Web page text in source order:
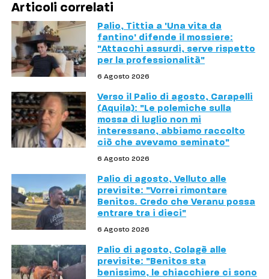
Articoli correlati
Palio, Tittia a 'Una vita da
fantino' difende il mossiere:
"Attacchi assurdi, serve rispetto
per la professionalità"
6 Agosto 2026
Verso il Palio di agosto, Carapelli
(Aquila): "Le polemiche sulla
mossa di luglio non mi
interessano, abbiamo raccolto
ciò che avevamo seminato"
6 Agosto 2026
Palio di agosto, Velluto alle
previsite: "Vorrei rimontare
Benitos. Credo che Veranu possa
entrare tra i dieci"
6 Agosto 2026
Palio di agosto, Colagè alle
previsite: "Benitos sta
benissimo, le chiacchiere ci sono